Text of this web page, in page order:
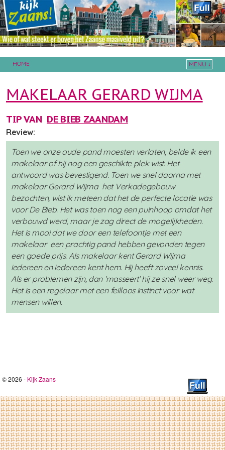
HOME
MENU ↓
MAKELAAR GERARD WIJMA
TIP VAN DE BIEB ZAANDAM
Review:
Toen we onze oude pand moesten verlaten, belde ik een
makelaar of hij nog een geschikte plek wist. Het
antwoord was bevestigend. Toen we snel daarna met
makelaar Gerard Wijma het Verkadegebouw
bezochten, wist ik meteen dat het de perfecte locatie was
voor De Bieb. Het was toen nog een puinhoop omdat het
verbouwd werd, maar je zag direct de mogelijkheden.
Het is mooi dat we door een telefoontje met een
makelaar een prachtig pand hebben gevonden tegen
een goede prijs. Als makelaar kent Gerard Wijma
iedereen en iedereen kent hem. Hij heeft zoveel kennis.
Als er problemen zijn, dan ‘masseert’ hij ze snel weer weg.
Het is een regelaar met een feilloos instinct voor wat
mensen willen.
© 2026 - Kijk Zaans